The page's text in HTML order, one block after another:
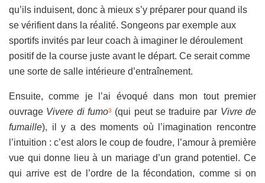
qu’ils induisent, donc à mieux s’y préparer pour quand ils
se vérifient dans la réalité. Songeons par exemple aux
sportifs invités par leur coach à imaginer le déroulement
positif de la course juste avant le départ. Ce serait comme
une sorte de salle intérieure d’entraînement.
Ensuite, comme je l’ai évoqué dans mon tout premier
ouvrage Vivere di fumo3 (qui peut se traduire par Vivre de
fumaille), il y a des moments où l’imagination rencontre
l’intuition : c’est alors le coup de foudre, l’amour à première
vue qui donne lieu à un mariage d’un grand potentiel. Ce
qui arrive est de l’ordre de la fécondation, comme si on